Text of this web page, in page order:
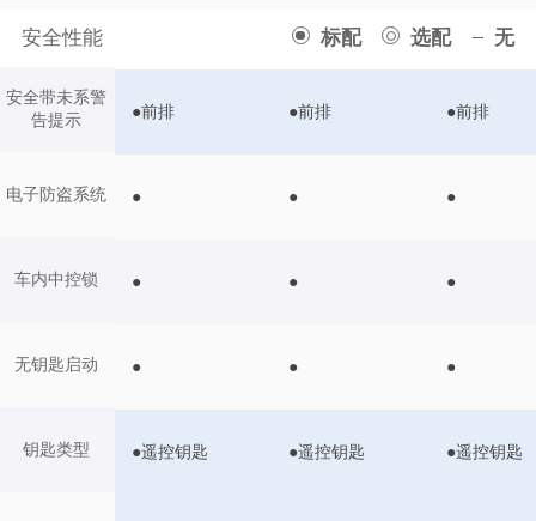
安全性能 标配 选配 无
安全带未系警
告提示
电子防盗系统
车内中控锁
无钥匙启动
钥匙类型
●前排 ●前排 ●前排
● ● ●
● ● ●
● ● ●
●遥控钥匙 ●遥控钥匙 ●遥控钥匙